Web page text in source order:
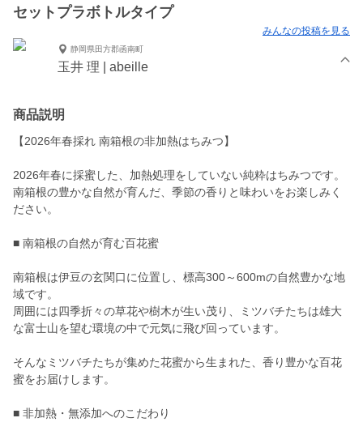
セットプラボトルタイプ
みんなの投稿を見る
静岡県田方郡函南町
玉井 理 | abeille
商品説明
【2026年春採れ 南箱根の非加熱はちみつ】
2026年春に採蜜した、加熱処理をしていない純粋はちみつです。
南箱根の豊かな自然が育んだ、季節の香りと味わいをお楽しみく
ださい。
■ 南箱根の自然が育む百花蜜
南箱根は伊豆の玄関口に位置し、標高300～600mの自然豊かな地
域です。
周囲には四季折々の草花や樹木が生い茂り、ミツバチたちは雄大
な富士山を望む環境の中で元気に飛び回っています。
そんなミツバチたちが集めた花蜜から生まれた、香り豊かな百花
蜜をお届けします。
■ 非加熱・無添加へのこだわり